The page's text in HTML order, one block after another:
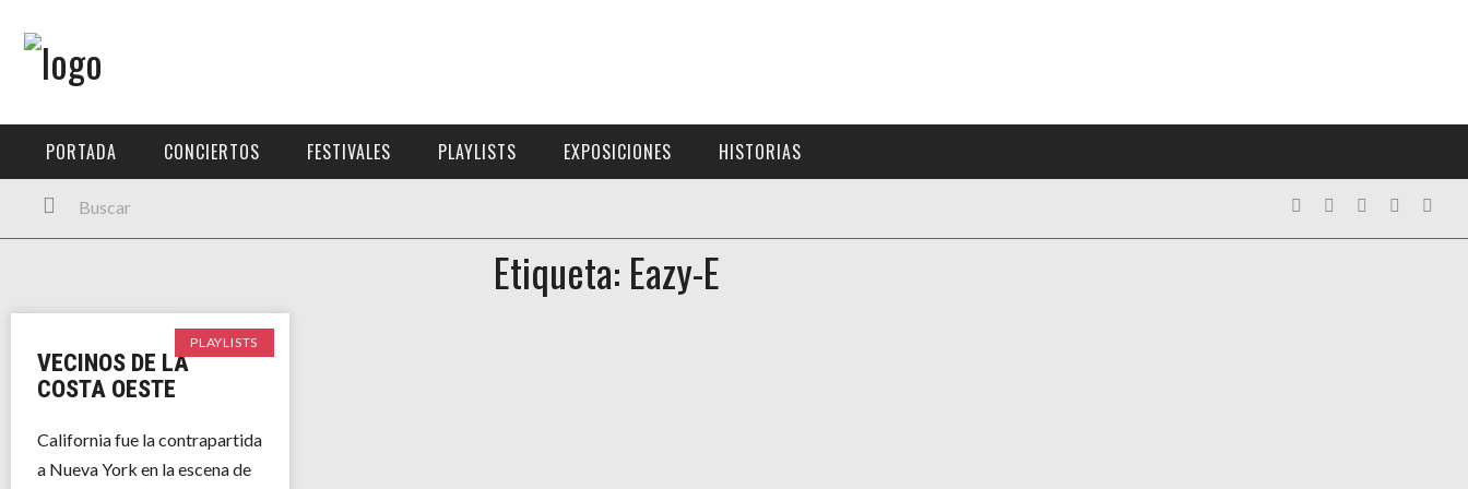
PORTADA
FESTIVALES
HISTORIAS
PORTADA CONCIERTOS FESTIVALES PLAYLISTS EXPOSICIONES HISTORIAS
Etiqueta: Eazy-E
PLAYLISTS
VECINOS DE LA
COSTA OESTE
California fue la contrapartida
a Nueva York en la escena de